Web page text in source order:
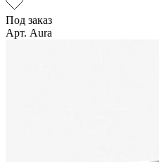
Под заказ
Арт. Aura